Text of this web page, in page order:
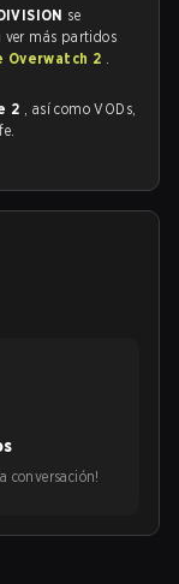
se
ver más partidos
2 .
2 , así como VODs,
conversación!